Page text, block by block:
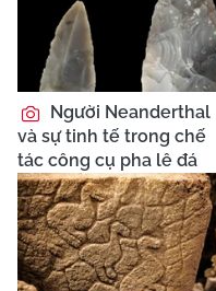
Người Neanderthal
và sự tinh tế trong chế
tác công cụ pha lê đá